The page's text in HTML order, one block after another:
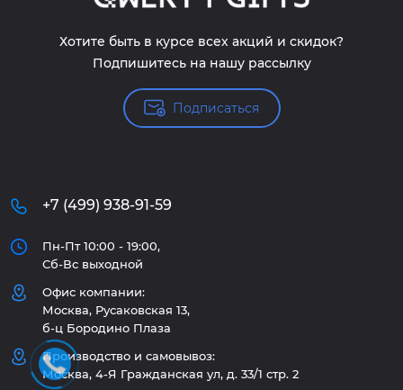
Хотите быть в курсе всех акций и скидок?
Подпишитесь на нашу рассылку
Подписаться
+7 (499) 938-91-59
Пн-Пт 10:00 - 19:00,
Сб-Вс выходной
Офис компании:
Москва, Русаковская 13,
б-ц Бородино Плаза
Производство и самовывоз:
Москва, 4-Я Гражданская ул, д. 33/1 стр. 2